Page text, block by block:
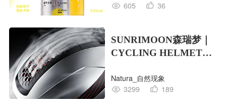
605
36
SUNRIMOON森瑞梦｜
CYCLING HELMET
Natura_自然现象
3299
189